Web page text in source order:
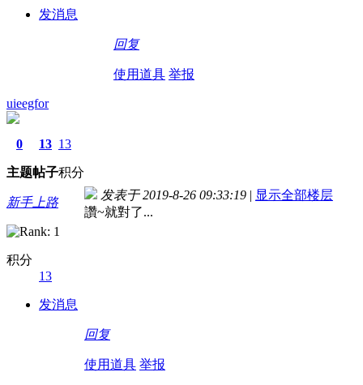
发消息
回复
使用道具 举报
uieegfor
0
主题
13
帖子
13
积分
新手上路
积分
13
发消息
发表于 2019-8-26 09:33:19 | 显示全部楼层
讚~就對了...
回复
使用道具 举报